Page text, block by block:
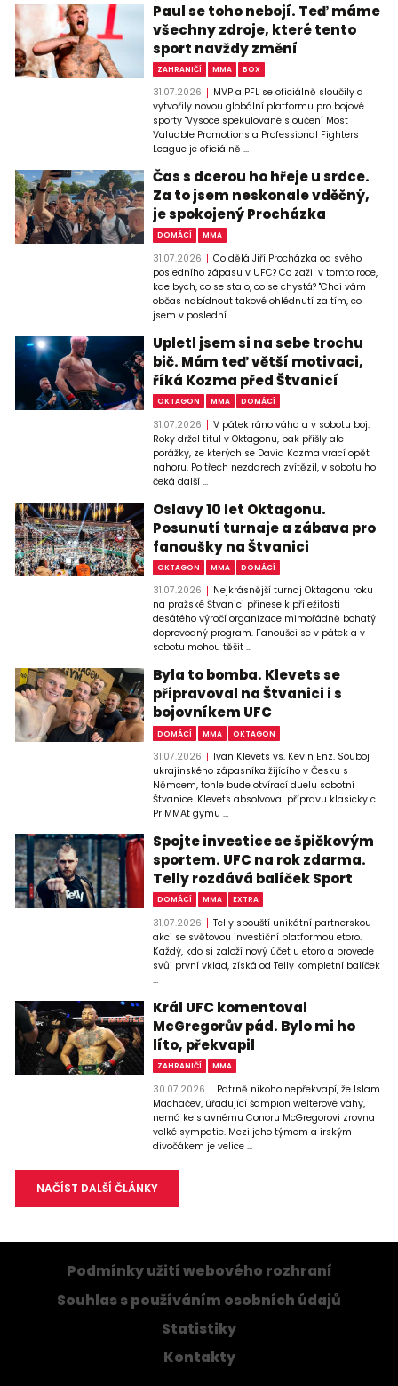
Paul se toho nebojí. Teď máme
všechny zdroje, které tento
sport navždy změní
ZAHRANIČÍ MMA BOX
31.07.2026
MVP a PFL se oficiálně sloučily a
vytvořily novou globální platformu pro bojové
sporty "Vysoce spekulované sloučení Most
Valuable Promotions a Professional Fighters
League je oficiálně ...
Čas s dcerou ho hřeje u srdce.
Za to jsem neskonale vděčný,
je spokojený Procházka
DOMÁCÍ MMA
31.07.2026
Co dělá Jiří Procházka od svého
posledního zápasu v UFC? Co zažil v tomto roce,
kde bych, co se stalo, co se chystá? "Chci vám
občas nabídnout takové ohlédnutí za tím, co
jsem v poslední ...
Upletl jsem si na sebe trochu
bič. Mám teď větší motivaci,
říká Kozma před Štvanicí
OKTAGON MMA DOMÁCÍ
31.07.2026
V pátek ráno váha a v sobotu boj.
Roky držel titul v Oktagonu, pak přišly ale
porážky, ze kterých se David Kozma vrací opět
nahoru. Po třech nezdarech zvítězil, v sobotu ho
čeká další ...
Oslavy 10 let Oktagonu.
Posunutí turnaje a zábava pro
fanoušky na Štvanici
OKTAGON MMA DOMÁCÍ
31.07.2026
Nejkrásnější turnaj Oktagonu roku
na pražské Štvanici přinese k příležitosti
desátého výročí organizace mimořádně bohatý
doprovodný program. Fanoušci se v pátek a v
sobotu mohou těšit ...
Byla to bomba. Klevets se
připravoval na Štvanici i s
bojovníkem UFC
DOMÁCÍ MMA OKTAGON
31.07.2026
Ivan Klevets vs. Kevin Enz. Souboj
ukrajinského zápasníka žijícího v Česku s
Němcem, tohle bude otvírací duelu sobotní
Štvanice. Klevets absolvoval přípravu klasicky c
PriMMAt gymu ...
Spojte investice se špičkovým
sportem. UFC na rok zdarma.
Telly rozdává balíček Sport
DOMÁCÍ MMA EXTRA
31.07.2026
Telly spouští unikátní partnerskou
akci se světovou investiční platformou etoro.
Každý, kdo si založí nový účet u etoro a provede
svůj první vklad, získá od Telly kompletní balíček
...
Král UFC komentoval
McGregorův pád. Bylo mi ho
líto, překvapil
ZAHRANIČÍ MMA
30.07.2026
Patrně nikoho nepřekvapí, že Islam
Machačev, úřadující šampion welterové váhy,
nemá ke slavnému Conoru McGregorovi zrovna
velké sympatie. Mezi jeho týmem a irským
divočákem je velice ...
NAČÍST DALŠÍ ČLÁNKY
Podmínky užití webového rozhraní
Souhlas s používáním osobních údajů
Statistiky
Kontakty